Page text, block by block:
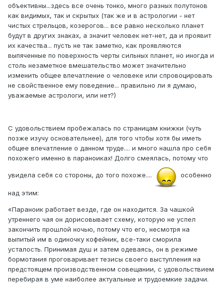
объективны...здесь все очень тонко, много разных полутонов
как видимых, так и скрытых (так же и в астрологии - нет
чистых стрельцов, козерогов... все равно несколько планет
будут в других знаках, а значит человек нет-нет, да и проявит
их качества... пусть не так заметно, как проявляются
выпяченные по поверхность черты сильных планет, но иногда и
столь незаметное вмешательство может значительно
изменить общее впечатление о человеке или спровоцировать
не свойственное ему поведение... правильно ли я думаю,
уважаемые астрологи, или нет?)
С удовольствием пробежалась по страницам книжки (чуть
позже изучу основательнее), для того чтобы хотя бы иметь
общее впечатление о данном труде.... и много нашла про себя
похожего именно в параноиках! Долго смеялась, потому что
увидела себя со стороны, до того похоже.... особенно
над этим:
«Параноик работает везде, где он находится. За чашкой
утреннего чая он дорисовывает схему, которую не успел
закончить прошлой ночью, потому что его, несмотря на
выпитый им в одиночку кофейник, все-таки сморила
усталость. Принимая душ и затем одеваясь, он в режиме
бормотания проговаривает тезисы своего выступления на
предстоящем производственном совещании, с удовольствием
перебирая в уме наиболее актуальные и трудоемкие задачи.